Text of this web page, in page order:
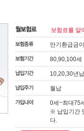
보험료를 알
만기환급금
80,90,100세
10,20,30년납
월납
0세~최대75세
※ 납입기간
다.